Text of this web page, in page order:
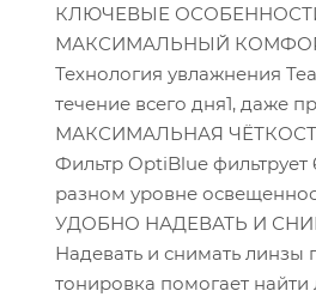
КЛЮЧЕВЫЕ
МАКСИМАЛЬНЫЙ
Технология увлажнения
течение всего дня1, даже
МАКСИМАЛЬНАЯ
Фильтр OptiBlue фильтрует
разном уровне
УДОБНО НАДЕВАТЬ И
Надевать и снимать линзы
тонировка помогает